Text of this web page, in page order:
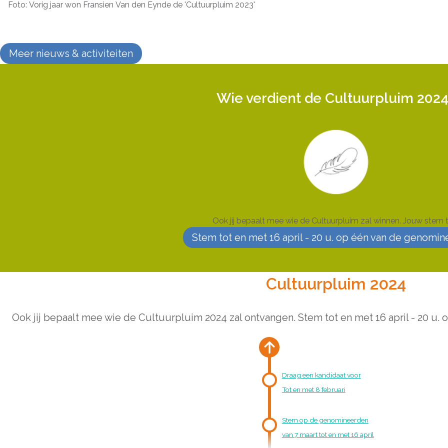
Foto: Vorig jaar won Fransien Van den Eynde de 'Cultuurpluim 2023'
Meer nieuws & activiteiten
Wie verdient de Cultuurpluim
Ook jij bepaalt mee wie de Cultuurpluim zal winnen. Jouw stem
Stem tot en met 16 april - 20 u. op één van de
Cultuurpluim 2024
Ook jij bepaalt mee wie de Cultuurpluim 2024 zal ontvangen. Stem tot en met 16 april - 20 u.
Draag een kandidaat voor
Tot en met 8 februari
Stem op de genomineerden
van 7 maart tot en met 16 april